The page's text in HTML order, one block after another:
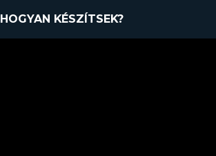
HOGYAN KÉSZÍTSEK?